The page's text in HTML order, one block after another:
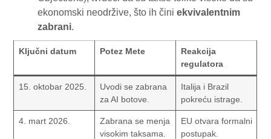
ekonomski neodržive, što ih činiekvivalentnim
zabrani.
Ključni datum Potez Mete
Reakcija
regulatora
15. oktobar 2025.
Uvodi se zabrana
za AI botove.
Italija i Brazil
pokreću istrage.
4. mart 2026.
Zabrana se menja
visokim taksama.
EU otvara formalni
postupak.